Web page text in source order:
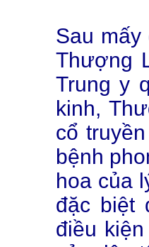
Sau
Thượng
Trung y
kinh,
cổ
bệnh
hoa của
đặc biệt
điều